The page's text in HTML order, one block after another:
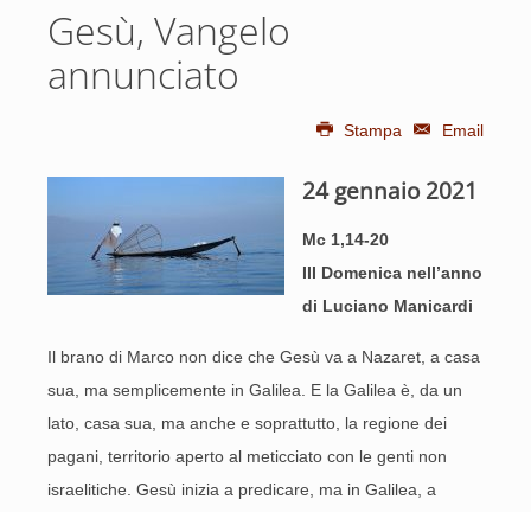
Gesù, Vangelo
annunciato
Stampa Email
24 gennaio 2021
Mc 1,14-20
III Domenica nell’anno
di Luciano Manicardi
Il brano di Marco non dice che Gesù va a Nazaret, a casa
sua, ma semplicemente in Galilea. E la Galilea è, da un
lato, casa sua, ma anche e soprattutto, la regione dei
pagani, territorio aperto al meticciato con le genti non
israelitiche. Gesù inizia a predicare, ma in Galilea, a